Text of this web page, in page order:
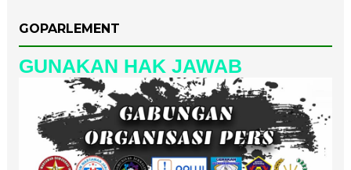
GOPARLEMENT
GUNAKAN HAK JAWAB